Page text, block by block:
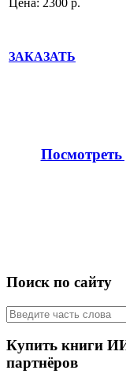
Цена: 2300 р.
ЗАКАЗАТЬ
Поиск по сайту
Купить книги
партнёров